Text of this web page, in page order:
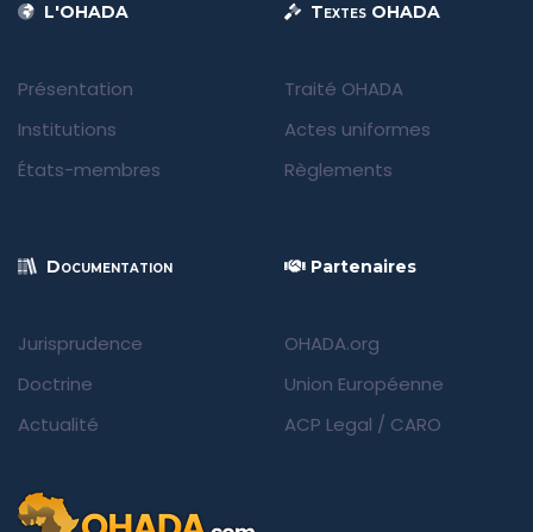
L'OHADA
Présentation
Institutions
États-membres
Textes OHADA
Traité OHADA
Actes uniformes
Règlements
Documentation
Jurisprudence
Doctrine
Actualité
Partenaires
OHADA.org
Union Européenne
ACP Legal / CARO